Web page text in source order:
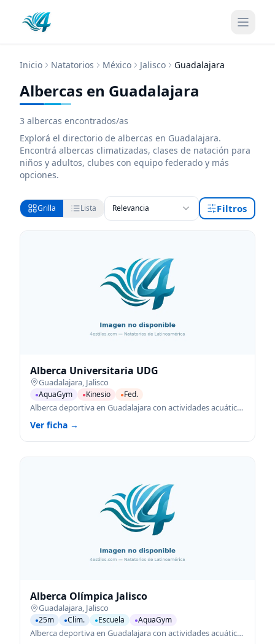
Inicio Natatorios México Jalisco Guadalajara
Albercas en Guadalajara
3 albercas encontrados/as
Explorá el directorio de albercas en Guadalajara.
Encontrá albercas climatizadas, clases de natación para
niños y adultos, clubes con equipo federado y más
opciones.
Grilla Lista Relevancia Filtros
Alberca Universitaria UDG
Guadalajara Jalisco
●AquaGym ●Kinesio ●Fed.
Alberca deportiva en Guadalajara con actividades acuáticas para todas las edades.
Ver ficha →
Alberca Olímpica Jalisco
Guadalajara, Jalisco
●25m ●Clim. ●Escuela ●AquaGym
Alberca deportiva en Guadalajara con actividades acuáticas para todas las edades.